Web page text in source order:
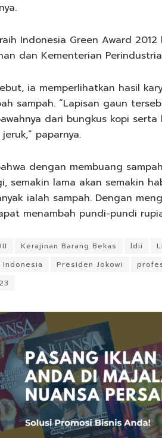
Indonesia Green Award 2012
dan Kementerian
ia memperlihatkan hasil
sampah. “Lapisan gaun
dari bungkus kopi
paparnya.
dengan membuang
semakin lama akan semakin
ialah sampah. Dengan
menambah pundi-pundi
Kerajinan Barang Bekas ldii
Indonesia
Presiden Jokowi